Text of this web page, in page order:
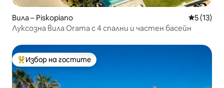
Вила – Piskopiano Средна
5 (13)
Луксозна вила Orama с 4 спални и частен басейн
Най-популярен избор на гостите
Избор на гостите